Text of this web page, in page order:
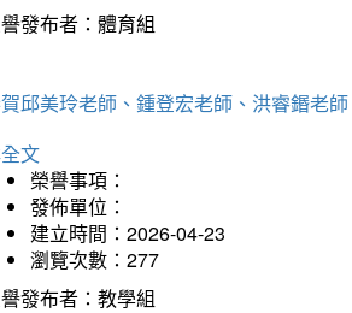
發布者：體育組
邱美玲老師、鍾登宏老師、洪睿鍲老
文
榮譽事項：
發佈單位：
建立時間：2026-04-23
瀏覽次數：277
發布者：教學組